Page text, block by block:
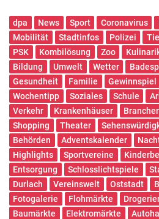
dpa News Sport Coronavirus
Mobilität
Stadtinfos Polizei
PSK
Kombilösung Zoo
Bildung
Umwelt Wetter
Gesundheit
Familie Gewinnspiel
Wochentipp
Soziales Schule
Verkehr
Krankenhäuser
Shopping
Theater
Behörden
Adventskalender
Highlights
Sportvereine
Entsorgung
Schlosslichtspiele
Durlach
Vereinswelt Oststadt
Fotogalerie
Flohmärkte
Baumärkte
Elektromärkte